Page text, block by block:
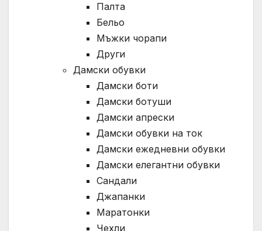
Палта
Бельо
Мъжки чорапи
Други
Дамски обувки
Дамски боти
Дамски ботуши
Дамски апрески
Дамски обувки на ток
Дамски ежедневни обувки
Дамски елегантни обувки
Сандали
Джапанки
Маратонки
Чехли